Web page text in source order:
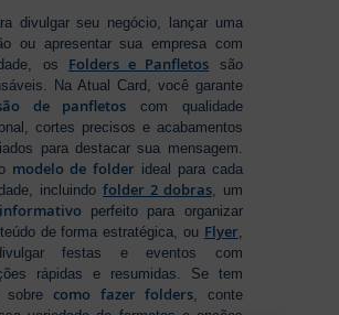
divulgar seu negócio, lançar uma
ou apresentar sua empresa com
os Folders e Panfletos são
Na Atual Card, você garante
de panfletos com qualidade
cortes precisos e acabamentos
para destacar sua mensagem.
modelo de folder ideal para cada
incluindofolder 2 dobras, um
perfeito para organizar
de forma estratégica, ou Flyer,
festas e eventos com
rápidas e resumidas. Se tem
sobrecomo fazer folders, conte